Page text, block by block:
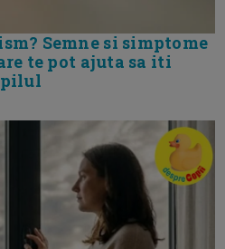
Semne si simptome
te pot ajuta sa iti